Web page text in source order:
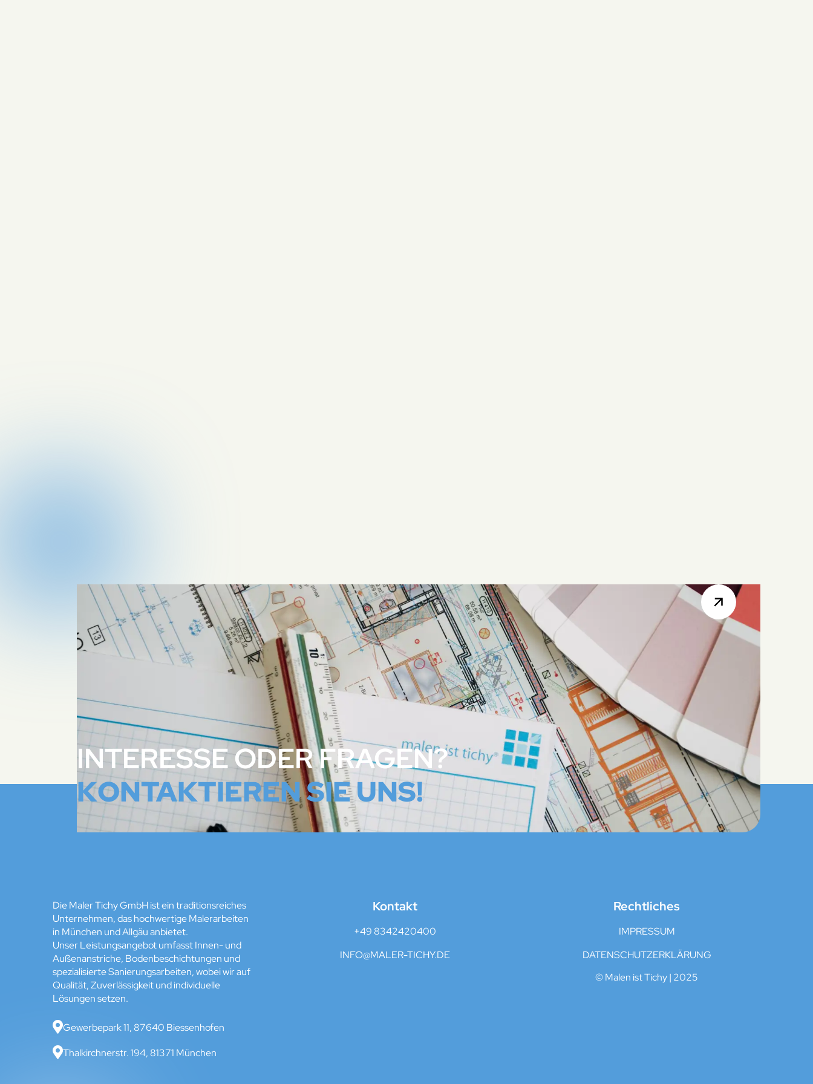
INTERESSE ODER FRAGEN?
KONTAKTIEREN SIE UNS!
Die Maler Tichy GmbH ist ein traditionsreiches
Unternehmen, das hochwertige Malerarbeiten
in München und Allgäu anbietet.
Unser Leistungsangebot umfasst Innen- und
Außenanstriche, Bodenbeschichtungen und
spezialisierte Sanierungsarbeiten, wobei wir auf
Qualität, Zuverlässigkeit und individuelle
Lösungen setzen.
Gewerbepark 11, 87640 Biessenhofen
Thalkirchnerstr. 194, 81371 München
Kontakt
+49 8342420400
INFO@MALER-TICHY.DE
Rechtliches
IMPRESSUM
DATENSCHUTZERKLÄRUNG
© Malen ist Tichy | 2025